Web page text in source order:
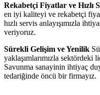
Rekabetçi Fiyatlar ve Hızlı
en iyi kaliteyi ve rekabetçi
hızlı servis anlayışımızla
veriyoruz.
Sürekli Gelişim ve Yenilik
yaklaşımlarımızla
Savunma sanayinin ihtiyaç
tedariğinde öncü bir firmayız.